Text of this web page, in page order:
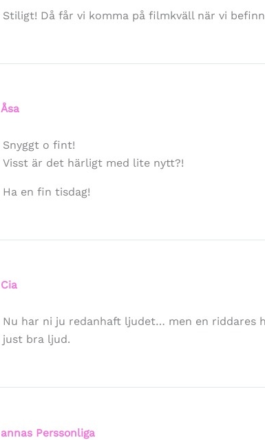
Stiligt! Då får vi komma på filmkväll när vi
Åsa
Snyggt o fint!
Visst är det härligt med lite nytt?!
Ha en fin tisdag!
Cia
Nu har ni ju redanhaft ljudet… men en riddares
just bra ljud.
annas Perssonliga